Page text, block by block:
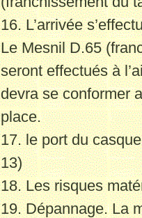
16. L’arrivée
Le Mesnil D.65
seront effectués à
devra se conformer
place.
17. le port du
13)
18. Les risques
19. Dépannage. La